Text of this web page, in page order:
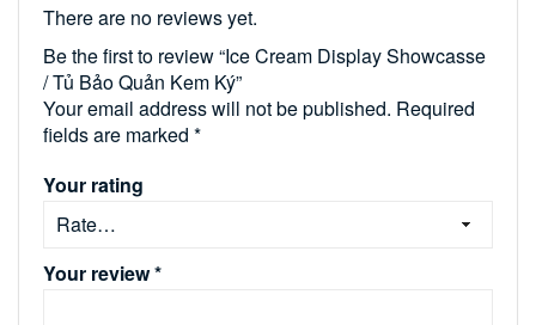
There are no reviews yet.
Be the first to review “Ice Cream Display Showcasse
/ Tủ Bảo Quản Kem Ký”
Your email address will not be published. Required
fields are marked *
Your rating
Your review*